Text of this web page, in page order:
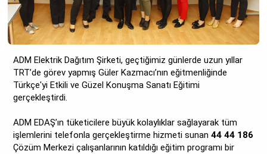
ADM Elektrik Dağıtım Şirketi, geçtiğimiz günlerde uzun yıllar
TRT’de görev yapmış Güler Kazmacı’nın eğitmenliğinde
Türkçe'yi Etkili ve Güzel Konuşma Sanatı Eğitimi
gerçekleştirdi.
ADM EDAŞ’ın tüketicilere büyük kolaylıklar sağlayarak tüm
işlemlerini telefonla gerçekleştirme hizmeti sunan44 44 186
Çözüm Merkezi çalışanlarının katıldığı eğitim programı bir